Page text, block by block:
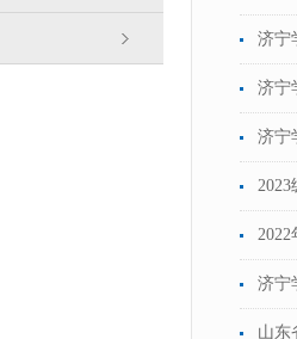
济宁
济宁
济宁
济宁
山东